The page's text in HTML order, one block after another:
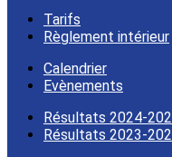
Tarifs
Règlement intérieur
Calendrier
Evènements
Résultats 2024-
Résultats 2023-